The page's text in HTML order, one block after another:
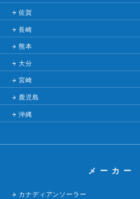
佐賀
長崎
熊本
大分
宮崎
鹿児島
沖縄
メーカー
カナディアンソーラー